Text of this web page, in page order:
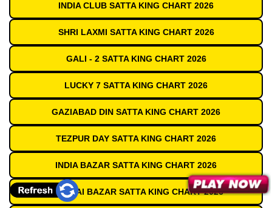
INDIA CLUB SATTA KING CHART 2026
SHRI LAXMI SATTA KING CHART 2026
GALI - 2 SATTA KING CHART 2026
LUCKY 7 SATTA KING CHART 2026
GAZIABAD DIN SATTA KING CHART 2026
TEZPUR DAY SATTA KING CHART 2026
INDIA BAZAR SATTA KING CHART 2026
MUMBAI BAZAR SATTA KING CHART 2026